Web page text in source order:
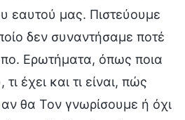
εαυτού μας. Πιστεύουμε
δεν συναντήσαμε ποτέ
Ερωτήματα, όπως ποια
έχει και τι είναι, πώς
αν θα Τον γνωρίσουμε ή όχι